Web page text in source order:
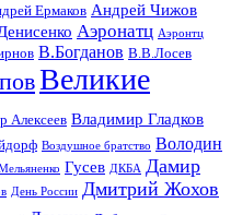
Ермаков Андрей Чижов
Аэронатц Аэронтц
В.Богданов В.В.Лосев
Великие
Алексеев Владимир Гладков
Воздушное братство Володин
Гусев ДКБА Дамир
День России Дмитрий Жохов